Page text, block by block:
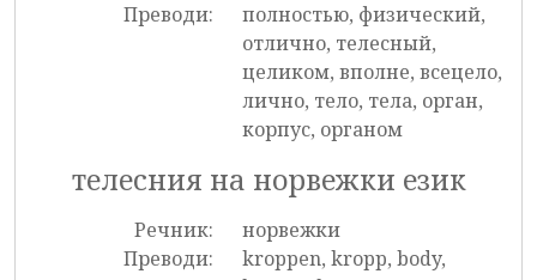
Преводи:
полностью, физический,
отлично, телесный,
целиком, вполне, всецело,
лично, тело, тела, орган,
корпус, органом
телесния на норвежки език
Речник:
норвежки
Преводи:
kroppen, kropp, body,